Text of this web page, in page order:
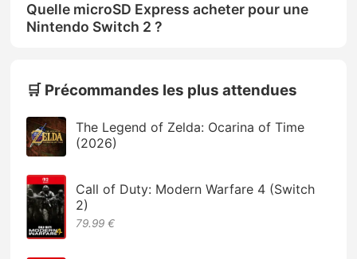
Quelle microSD Express acheter pour une
Nintendo Switch 2 ?
🛒 Précommandes les plus attendues
The Legend of Zelda: Ocarina of Time
(2026)
Call of Duty: Modern Warfare 4 (Switch
2)
79.99 €